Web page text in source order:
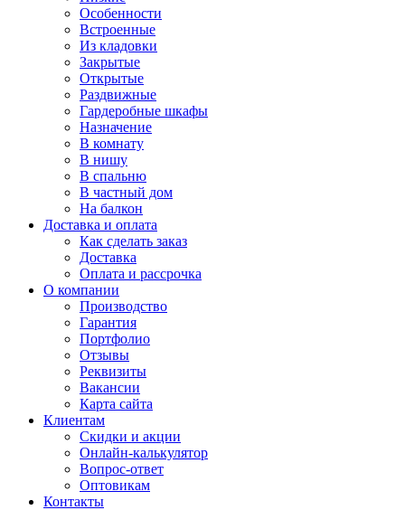
Особенности
Встроенные
Из кладовки
Закрытые
Открытые
Раздвижные
Гардеробные шкафы
Назначение
В комнату
В нишу
В спальню
В частный дом
На балкон
Доставка и оплата
Как сделать заказ
Доставка
Оплата и рассрочка
О компании
Производство
Гарантия
Портфолио
Отзывы
Реквизиты
Вакансии
Карта сайта
Клиентам
Скидки и акции
Онлайн-калькулятор
Вопрос-ответ
Оптовикам
Контакты